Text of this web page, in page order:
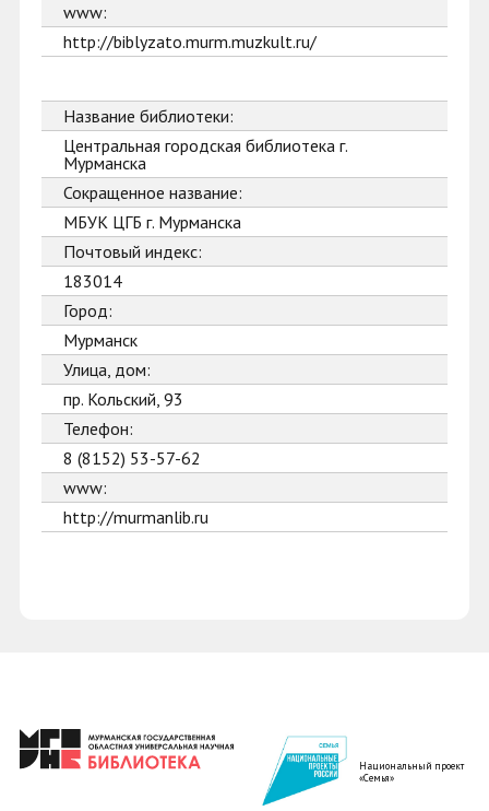
www:
http://biblyzato.murm.muzkult.ru/
Название библиотеки:
Центральная городская библиотека г.
Мурманска
Сокращенное название:
МБУК ЦГБ г. Мурманска
Почтовый индекс:
183014
Город:
Мурманск
Улица, дом:
пр. Кольский, 93
Телефон:
8 (8152) 53-57-62
www:
http://murmanlib.ru
Национальный проект
«Семья»